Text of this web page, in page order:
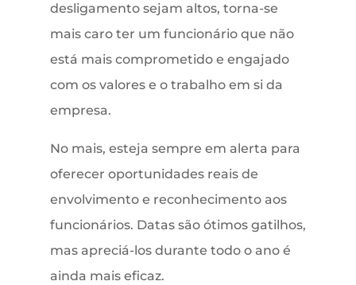
desligamento sejam altos, torna-se
mais caro ter um funcionário que não
está mais comprometido e engajado
com os valores e o trabalho em si da
empresa.
No mais, esteja sempre em alerta para
oferecer oportunidades reais de
envolvimento e reconhecimento aos
funcionários. Datas são ótimos gatilhos,
mas apreciá-los durante todo o ano é
ainda mais eficaz.